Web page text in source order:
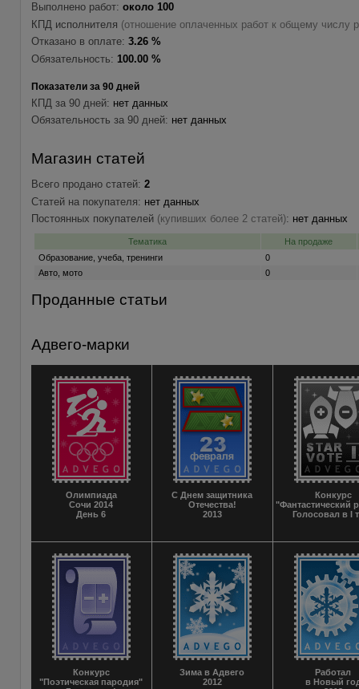
Выполнено работ: около 100
КПД исполнителя (отношение оплаченных работ к общему числу
Отказано в оплате: 3.26 %
Обязательность: 100.00 %
Показатели за 90 дней
КПД за 90 дней: нет данных
Обязательность за 90 дней: нет данных
Магазин статей
Всего продано статей: 2
Статей на покупателя: нет данных
Постоянных покупателей (купивших более 2 статей): нет данных
Тематика
На продаже
Образование, учеба, тренинги
0
Авто, мото
0
Проданные статьи
Адвего-марки
Олимпиада
Сочи 2014
День 6
С Днем защитника
Отечества!
2013
Конкурс
"Фантастический
Голосовал в I
Конкурс
"Поэтическая пародия"
Зима в Адвего
2012
Работал
в Новый